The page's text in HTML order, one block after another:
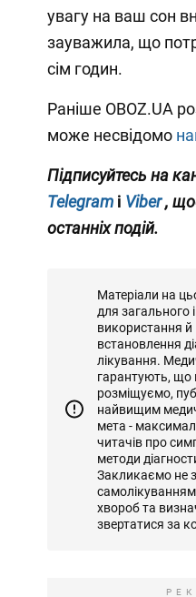
увагу на ваш сон
зауважила, що
сім годин.
Раніше OBOZ.UA
може несвідомо
Підписуйтесь на
Telegram і Viber ,
останніх подій.
Матеріали на
для загального
використання й
встановлення
лікування.
гарантують, що
розміщуємо,
найвищим
мета -
читачів про
методи
Закликаємо не
хвороб та
звертатися за